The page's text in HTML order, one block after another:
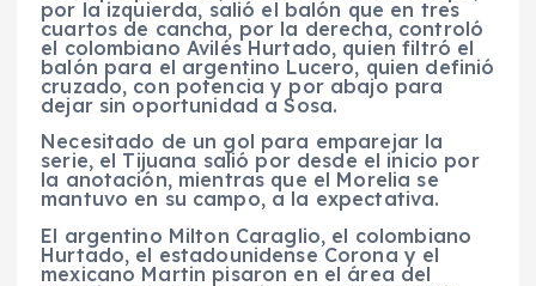
por la izquierda, salió el balón que en tres
cuartos de cancha, por la derecha, controló
el colombiano Avilés Hurtado, quien filtró el
balón para el argentino Lucero, quien definió
cruzado, con potencia y por abajo para
dejar sin oportunidad a Sosa.
Necesitado de un gol para emparejar la
serie, el Tijuana salió por desde el inicio por
la anotación, mientras que el Morelia se
mantuvo en su campo, a la expectativa.
El argentino Milton Caraglio, el colombiano
Hurtado, el estadounidense Corona y el
mexicano Martin pisaron en el área del